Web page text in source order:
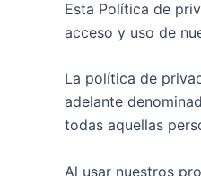
Esta Política de
acceso y uso de
La política de
adelante
todas aquellas
Al usar nuestros